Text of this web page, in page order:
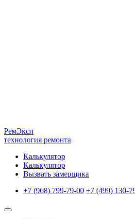
РемЭксп
технология ремонта
Калькулятор
Калькулятор
Вызвать замерщика
+7 (968) 799-79-00 +7 (499) 130-